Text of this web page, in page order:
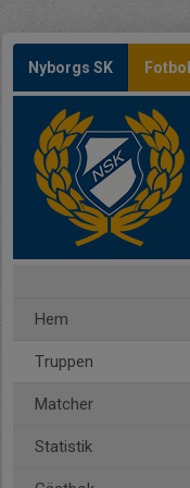
Nyborgs SK Fotboll
Hem
Truppen
Matcher
Statistik